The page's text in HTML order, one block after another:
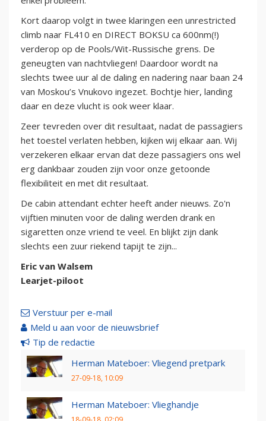
Kort daarop volgt in twee klaringen een unrestricted
climb naar FL410 en DIRECT BOKSU ca 600nm(!)
verderop op de Pools/Wit-Russische grens. De
geneugten van nachtvliegen! Daardoor wordt na
slechts twee uur al de daling en nadering naar baan 24
van Moskou’s Vnukovo ingezet. Bochtje hier, landing
daar en deze vlucht is ook weer klaar.
Zeer tevreden over dit resultaat, nadat de passagiers
het toestel verlaten hebben, kijken wij elkaar aan. Wij
verzekeren elkaar ervan dat deze passagiers ons wel
erg dankbaar zouden zijn voor onze getoonde
flexibiliteit en met dit resultaat.
De cabin attendant echter heeft ander nieuws. Zo'n
vijftien minuten voor de daling werden drank en
sigaretten onze vriend te veel. En blijkt zijn dank
slechts een zuur riekend tapijt te zijn...
Eric van Walsem
Learjet-piloot
Verstuur per e-mail
Meld u aan voor de nieuwsbrief
Tip de redactie
Herman Mateboer: Vliegend pretpark
27-09-18, 10:09
Herman Mateboer: Vlieghandje